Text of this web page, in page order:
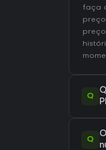
faça
preço
Q
Q